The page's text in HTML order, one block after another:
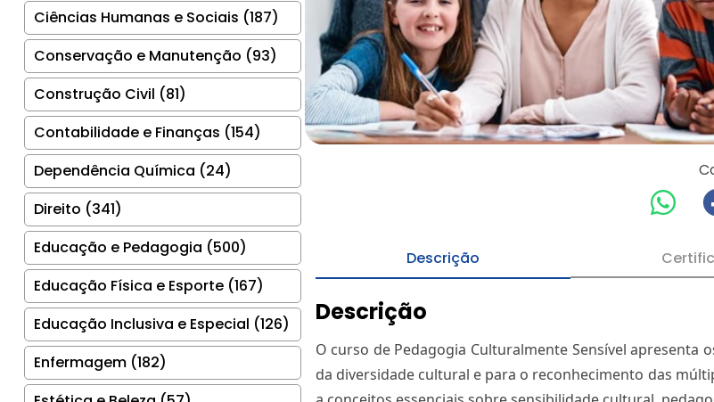
Ciências Humanas e Sociais (187)
Conservação e Manutenção (93)
Construção Civil (81)
Contabilidade e Finanças (154)
Dependência Química (24)
Direito (341)
Educação e Pedagogia (500)
Educação Física e Esporte (167)
Educação Inclusiva e Especial (126)
Enfermagem (182)
Descrição
Descrição
O curso de Pedagogia Culturalmente Sensível
da diversidade cultural e para o reconhecimento das